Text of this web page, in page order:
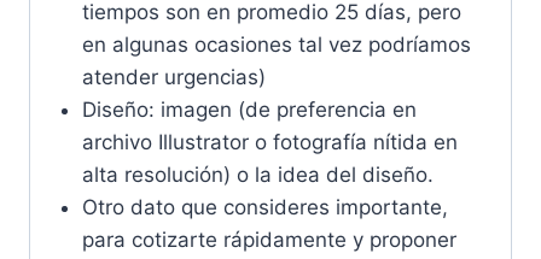
tiempos son en promedio 25 días, pero
en algunas ocasiones tal vez podríamos
atender urgencias)
Diseño: imagen (de preferencia en
archivo Illustrator o fotografía nítida en
alta resolución) o la idea del diseño.
Otro dato que consideres importante,
para cotizarte rápidamente y proponer